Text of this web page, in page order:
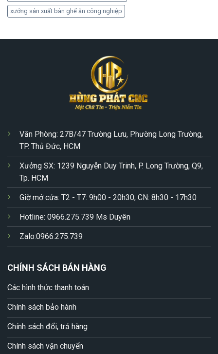
xưởng sản xuất bàn ghế ăn công nghiệp
Văn Phòng: 27B/47 Trường Lưu, Phường Long Trường,
TP. Thủ Đức, HCM
Xưởng SX: 1239 Nguyễn Duy Trinh, P. Long Trường, Q9,
Tp. HCM
Giờ mở cửa: T2 - T7: 9h00 - 20h30; CN: 8h30 - 17h30
Hotline: 0966.275.739 Ms Duyên
Zalo:0966.275.739
CHÍNH SÁCH BÁN HÀNG
Các hình thức thanh toán
Chính sách bảo hành
Chính sách đổi, trả hàng
Chính sách vận chuyển